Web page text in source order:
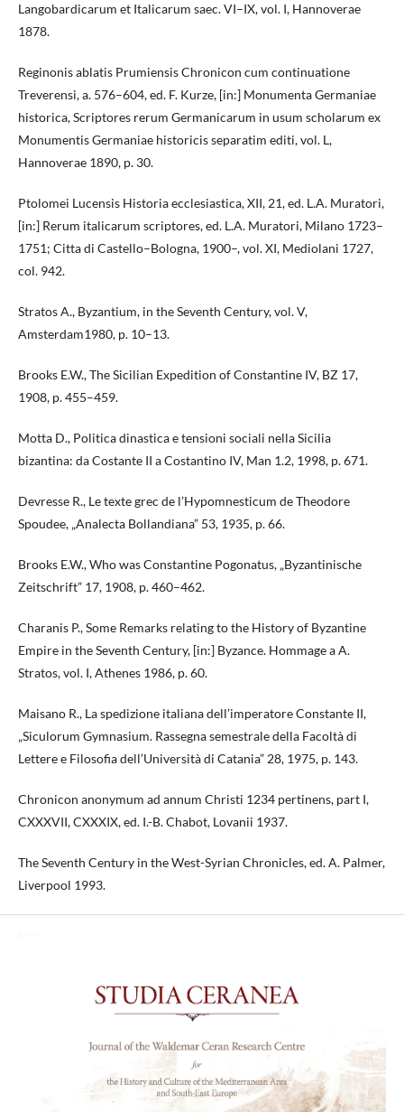
Langobardicarum et Italicarum saec. VI–IX, vol. I, Hannoverae
1878.
Reginonis ablatis Prumiensis Chronicon cum continuatione
Treverensi, a. 576–604, ed. F. Kurze, [in:] Monumenta Germaniae
historica, Scriptores rerum Germanicarum in usum scholarum ex
Monumentis Germaniae historicis separatim editi, vol. L,
Hannoverae 1890, p. 30.
Ptolomei Lucensis Historia ecclesiastica, XII, 21, ed. L.A. Muratori,
[in:] Rerum italicarum scriptores, ed. L.A. Muratori, Milano 1723–
1751; Citta di Castello–Bologna, 1900–, vol. XI, Mediolani 1727,
col. 942.
Stratos A., Byzantium, in the Seventh Century, vol. V,
Amsterdam1980, p. 10–13.
Brooks E.W., The Sicilian Expedition of Constantine IV, BZ 17,
1908, p. 455–459.
Motta D., Politica dinastica e tensioni sociali nella Sicilia
bizantina: da Costante II a Costantino IV, Man 1.2, 1998, p. 671.
Devresse R., Le texte grec de l’Hypomnesticum de Theodore
Spoudee, „Analecta Bollandiana” 53, 1935, p. 66.
Brooks E.W., Who was Constantine Pogonatus, „Byzantinische
Zeitschrift” 17, 1908, p. 460–462.
Charanis P., Some Remarks relating to the History of Byzantine
Empire in the Seventh Century, [in:] Byzance. Hommage a A.
Stratos, vol. I, Athenes 1986, p. 60.
Maisano R., La spedizione italiana dell’imperatore Constante II,
„Siculorum Gymnasium. Rassegna semestrale della Facoltà di
Lettere e Filosofia dell’Università di Catania” 28, 1975, p. 143.
Chronicon anonymum ad annum Christi 1234 pertinens, part I,
CXXXVII, CXXXIX, ed. I.-B. Chabot, Lovanii 1937.
The Seventh Century in the West-Syrian Chronicles, ed. A. Palmer,
Liverpool 1993.